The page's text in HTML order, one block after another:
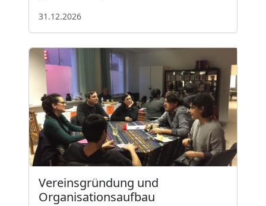
31.12.2026
Vereinsgründung und
Organisationsaufbau